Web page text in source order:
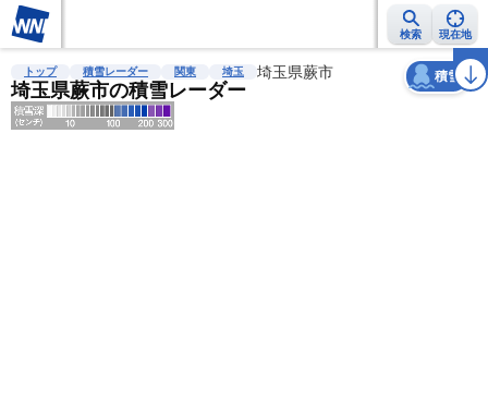
検索 現在地
雨雲レーダー 台風情報 地震情報 警報・注意報 2週間天気 ラ
トップ 積雪レーダー 関東 埼玉 埼玉県蕨市
埼玉県蕨市の積雪レーダー
積雪
天気 台風